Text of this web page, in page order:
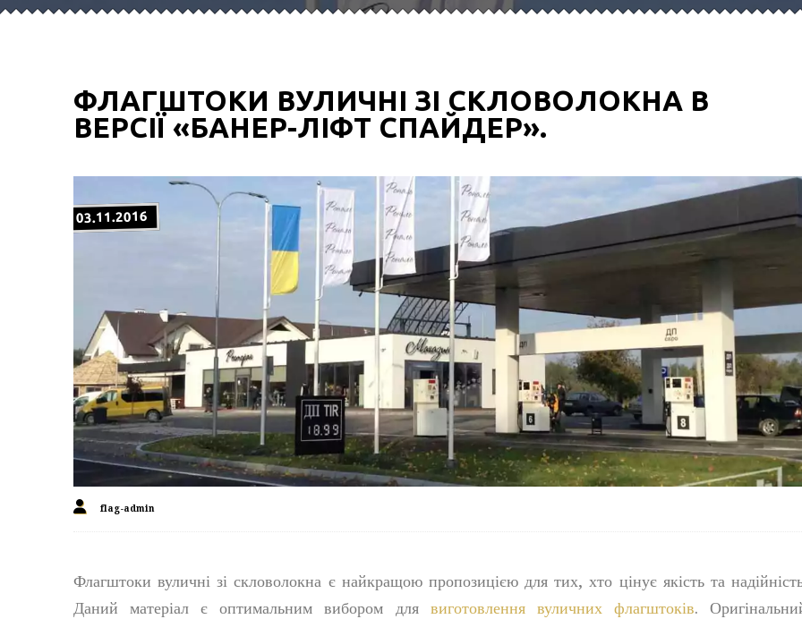
ФЛАГШТОКИ ВУЛИЧНІ ЗІ СКЛОВОЛОКНА В
ВЕРСІЇ «БАНЕР-ЛІФТ СПАЙДЕР».
03.11.2016
flag-admin
Флагштоки вуличні зі скловолокна є найкращою пропозицією для тих, хто цінує якість та
Даний матеріал є оптимальним вибором для виготовлення вуличних флагштоків.